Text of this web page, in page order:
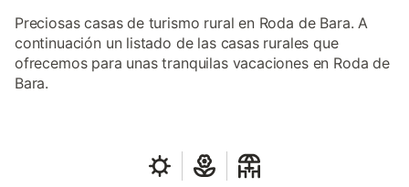
Preciosas casas de turismo rural en Roda de Bara. A
continuación un listado de las casas rurales que
ofrecemos para unas tranquilas vacaciones en Roda de
Bara.